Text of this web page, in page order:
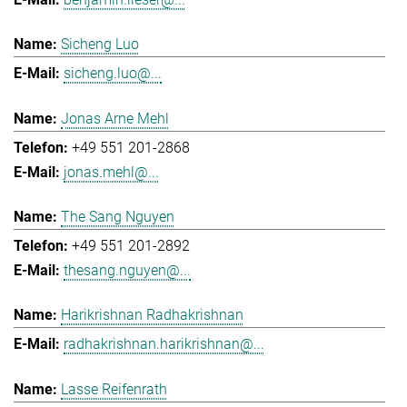
Sicheng Luo
sicheng.luo@...
Jonas Arne Mehl
+49 551 201-2868
jonas.mehl@...
The Sang Nguyen
+49 551 201-2892
thesang.nguyen@...
Harikrishnan Radhakrishnan
radhakrishnan.harikrishnan@...
Lasse Reifenrath